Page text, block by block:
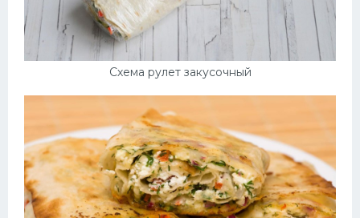
Схема рулет закусочный